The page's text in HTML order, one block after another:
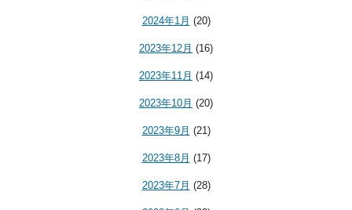
2024年1月 (20)
2023年12月 (16)
2023年11月 (14)
2023年10月 (20)
2023年9月 (21)
2023年8月 (17)
2023年7月 (28)